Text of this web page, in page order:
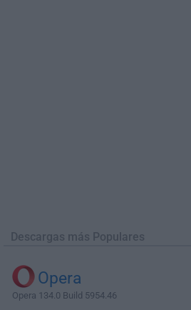
Descargas más Populares
Opera
Opera 134.0 Build 5954.46